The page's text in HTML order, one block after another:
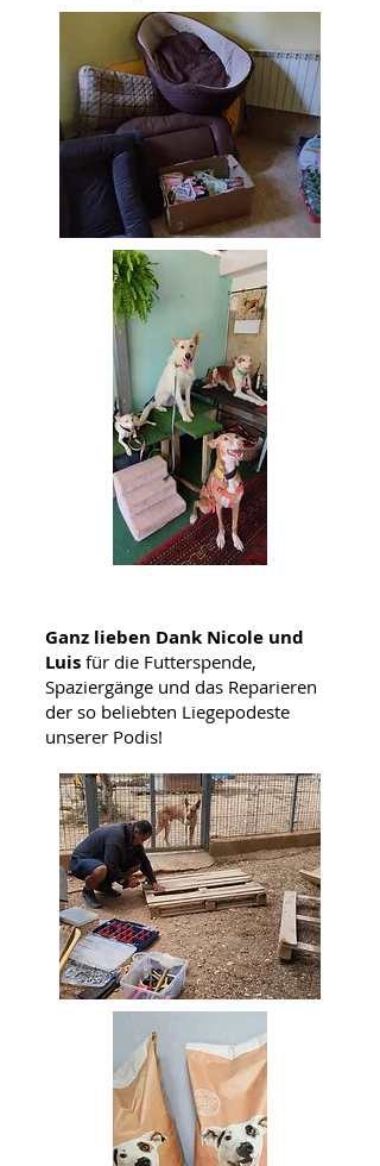
Ganz lieben Dank Nicole und
Luis für die Futterspende,
Spaziergänge und das Reparieren
der so beliebten Liegepodeste
unserer Podis!